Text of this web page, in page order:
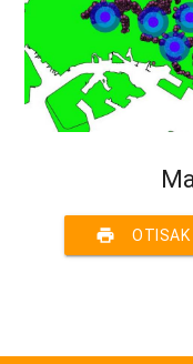
print OTISAK